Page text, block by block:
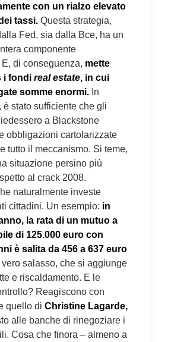
con un rialzo elevato
tassi. Questa strategia,
Fed, sia dalla Bce, ha un
componente
di conseguenza, mette
i fondi real estate, in cui
somme enormi. In
è stato sufficiente che gli
a Blackstone
obbligazioni cartolarizzate
tutto il meccanismo. Si teme,
situazione persino più
al crack 2008.
naturalmente investe
cittadini. Un esempio: in
la rata di un mutuo a
di 125.000 euro con
è salita da 456 a 637 euro
vero salasso, che si aggiunge
e riscaldamento. E le
Reagiscono con
quello di Christine Lagarde,
alle banche di rinegoziare i
Cosa che finora – almeno a